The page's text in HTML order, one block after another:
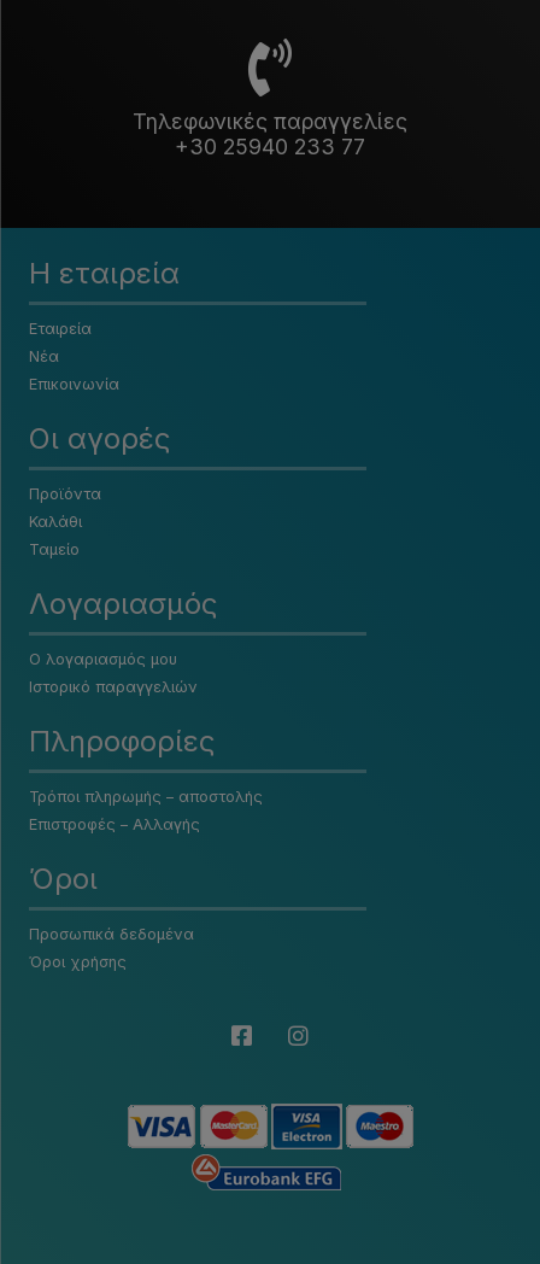
Τηλεφωνικές παραγγελίες
+30 25940 233 77
Η εταιρεία
Εταιρεία
Νέα
Επικοινωνία
Οι αγορές
Προϊόντα
Καλάθι
Ταμείο
Λογαριασμός
Ο λογαριασμός μου
Ιστορικό παραγγελιών
Πληροφορίες
Τρόποι πληρωμής – αποστολής
Επιστροφές – Αλλαγής
Όροι
Προσωπικά δεδομένα
Όροι χρήσης